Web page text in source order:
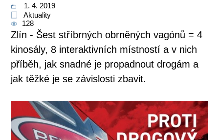
1. 4. 2019
Aktuality
128
Zlín - Šest stříbrných obrněných vagónů = 4
kinosály, 8 interaktivních místností a v nich
příběh, jak snadné je propadnout drogám a
jak těžké je se závislosti zbavit.